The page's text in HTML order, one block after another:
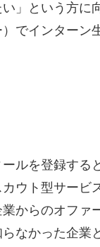
」という方に
でインターン
ルを登録する
ウト型サービ
からのオファ
なかった企業